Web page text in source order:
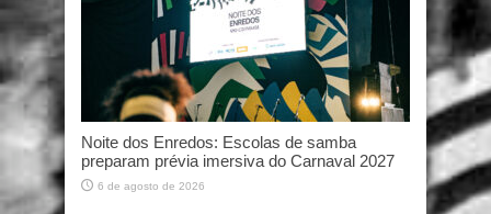
Noite dos Enredos: Escolas de samba
preparam prévia imersiva do Carnaval 2027
6 de agosto de 2026